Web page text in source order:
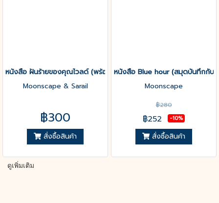
หนังสือ ฝันร้ายของคุณไวลด์ (พร้อมส่ง)
Moonscape & Sarail
฿300
สั่งซื้อสินค้า
หนังสือ Blue hour (สมุดบันทึกกับแ
Moonscape
฿280
฿252 -10%
สั่งซื้อสินค้า
ดูเพิ่มเติม